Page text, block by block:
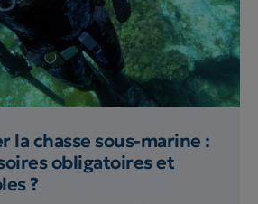
la chasse sous-marine :
obligatoires et
?